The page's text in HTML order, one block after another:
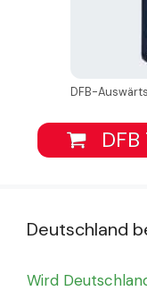
DFB-
Deutschland
Wird